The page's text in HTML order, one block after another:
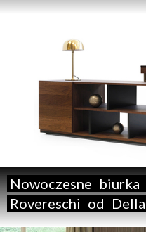
Nowoczesne biurka
Rovereschi od Della